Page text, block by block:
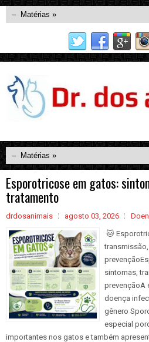
Esporotricose em gatos:
tratamento
drdosanimais agosto 03, 2026
🐱
sintomas,
prevençãoA
doença
gênero
especial
importantes nos gatos e também